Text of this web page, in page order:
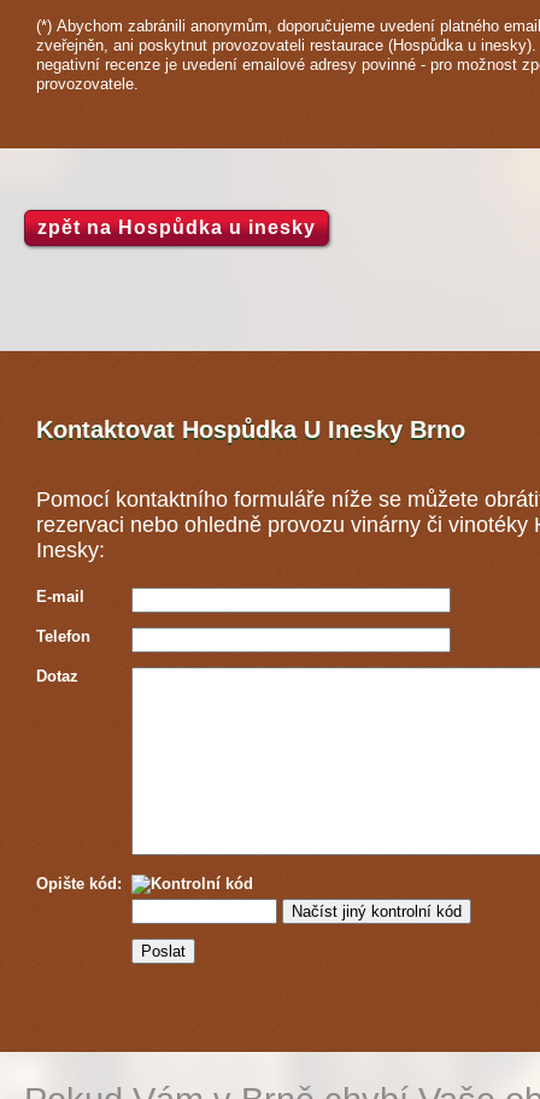
(*) Abychom zabránili anonymům, doporučujeme uvedení platného
zveřejněn, ani poskytnut provozovateli restaurace (Hospůdka u
negativní recenze je uvedení emailové adresy povinné - pro možnost
provozovatele.
zpět na Hospůdka u inesky
Kontaktovat Hospůdka U Inesky Brno
Pomocí kontaktního formuláře níže se můžete
rezervaci nebo ohledně provozu vinárny či vinotéky
Inesky:
E-mail
Telefon
Dotaz
Opište kód: